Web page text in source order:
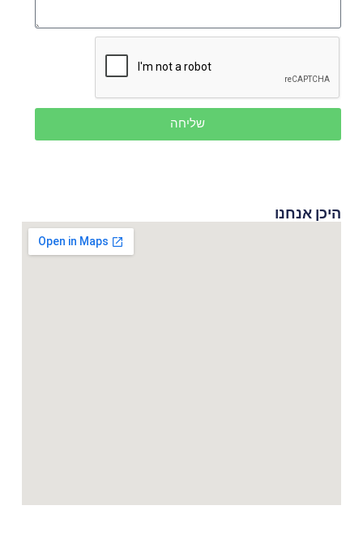
שליחה
היכן אנחנו